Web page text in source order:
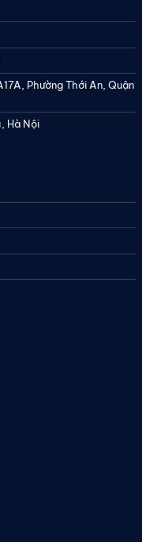
Phường Thới An, Quận
Hà Nội